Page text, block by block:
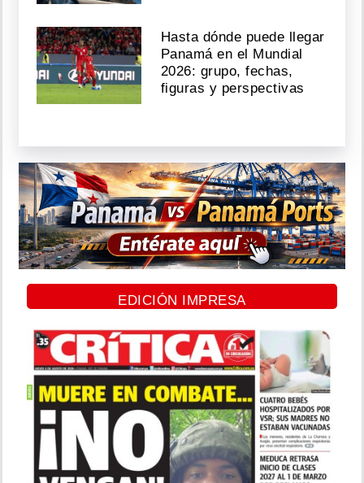
Hasta dónde puede llegar
Panamá en el Mundial
2026: grupo, fechas,
figuras y perspectivas
EDICIÓN IMPRESA